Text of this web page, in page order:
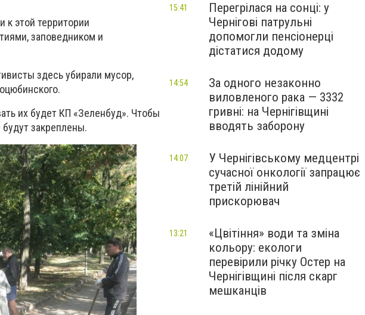
к этой территории
заповедником и
здесь убирали мусор,
их будет КП «Зеленбуд». Чтобы
закреплены.
Перегрілася на сонці: у
Чернігові патрульні
допомогли пенсіонерці
дістатися додому
15:41
За одного незаконно
виловленого рака — 3332
гривні: на Чернігівщині
вводять заборону
14:54
У Чернігівському медцентрі
сучасної онкології запрацює
третій лінійний
прискорювач
14:07
«Цвітіння» води та зміна
кольору: екологи
перевірили річку Остер на
Чернігівщині після скарг
мешканців
13:21